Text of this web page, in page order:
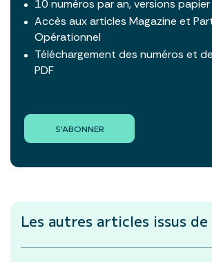
10 numéros par an, versions
Accès aux articles Magazine et
Opérationnel
Téléchargement des numéros et
PDF
S'ABONNER
Les autres articles issus